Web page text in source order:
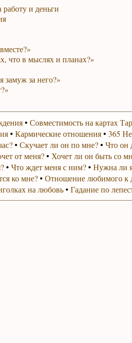
работу и деньги
что в мыслях и планах?»
за него?»
• Совместимость на картах
• Кармические отношения• 365
• Скучает ли он по мне?• Что он
от меня?• Хочет ли он быть со
• Что ждет меня с ним?• Нужна ли
ко мне?• Отношение любимого к
на любовь• Гадание по